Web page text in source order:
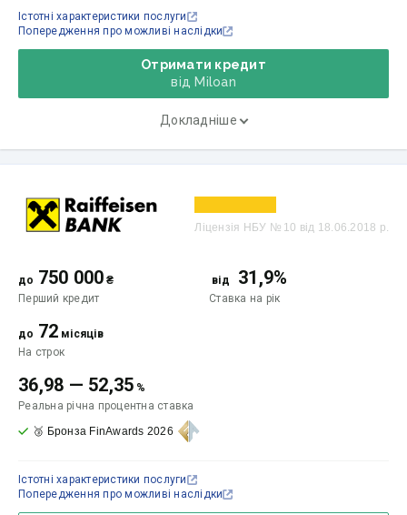
Отримати кредит
від Miloan
Докладніше
Істотні характеристики послуги
Попередження про можливі наслідки
Ліцензія НБУ № 10 від 18.06.2018 р.
до 750 000 ₴
Перший кредит
від 31,9%
Ставка на рік
до 72 місяців
На строк
36,98 — 52,35 %
Реальна річна процентна ставка
🥉 Бронза FinAwards 2026
Істотні характеристики послуги
Попередження про можливі наслідки